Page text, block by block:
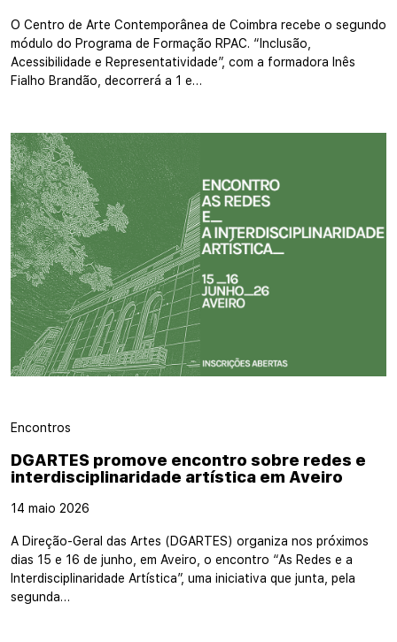
O Centro de Arte Contemporânea de Coimbra recebe o segundo
módulo do Programa de Formação RPAC. “Inclusão,
Acessibilidade e Representatividade”, com a formadora Inês
Fialho Brandão, decorrerá a 1 e…
Encontros
DGARTES promove encontro sobre redes e
interdisciplinaridade artística em Aveiro
14 maio 2026
A Direção-Geral das Artes (DGARTES) organiza nos próximos
dias 15 e 16 de junho, em Aveiro, o encontro “As Redes e a
Interdisciplinaridade Artística”, uma iniciativa que junta, pela
segunda…